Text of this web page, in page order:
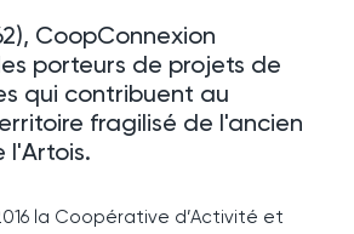
CoopConnexion
porteurs de projets de
qui contribuent au
fragilisé de l'ancien
l'Artois.
la Coopérative d’Activité et